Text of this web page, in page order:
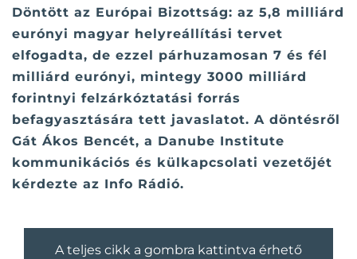
Döntött az Európai Bizottság: az 5,8 milliárd
eurónyi magyar helyreállítási tervet
elfogadta, de ezzel párhuzamosan 7 és fél
milliárd eurónyi, mintegy 3000 milliárd
forintnyi felzárkóztatási forrás
befagyasztására tett javaslatot. A döntésről
Gát Ákos Bencét, a Danube Institute
kommunikációs és külkapcsolati vezetőjét
kérdezte az Info Rádió.
A teljes cikk a gombra kattintva érhető